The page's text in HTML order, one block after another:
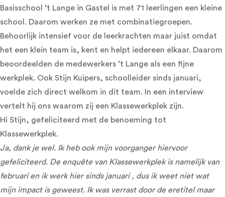
Basisschool ’t Lange in Gastel is met 71 leerlingen een kleine
school. Daarom werken ze met combinatiegroepen.
Behoorlijk intensief voor de leerkrachten maar juist omdat
het een klein team is, kent en helpt iedereen elkaar. Daarom
beoordeelden de medewerkers ’t Lange als een fijne
werkplek. Ook Stijn Kuipers, schoolleider sinds januari,
voelde zich direct welkom in dit team. In een interview
vertelt hij ons waarom zij een Klassewerkplek zijn.
Hi Stijn, gefeliciteerd met de benoeming tot
Klassewerkplek.
Ja, dank je wel. Ik heb ook mijn voorganger hiervoor
gefeliciteerd. De enquête van Klassewerkplek is namelijk van
februari en ik werk hier sinds januari , dus ik weet niet wat
mijn impact is geweest. Ik was verrast door de eretitel maar